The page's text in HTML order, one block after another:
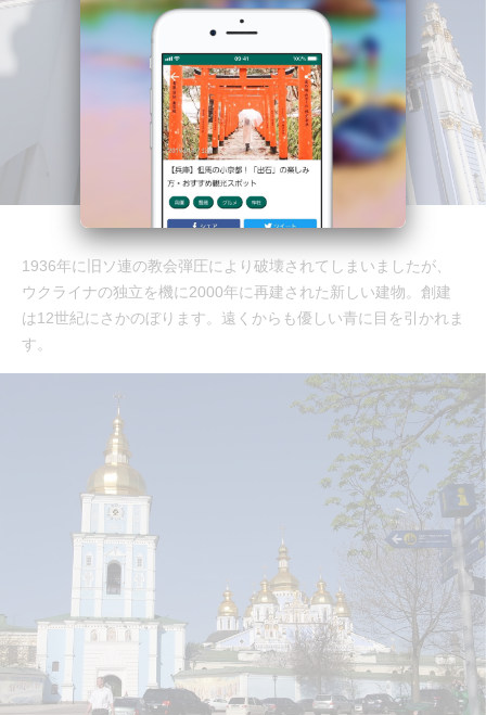
1936年に旧ソ連の教会弾圧により破壊されてしまいましたが、
ウクライナの独立を機に2000年に再建された新しい建物。創建
は12世紀にさかのぼります。遠くからも優しい青に目を引かれま
す。